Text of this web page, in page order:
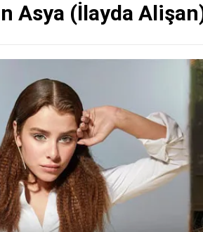
Asya (İlayda